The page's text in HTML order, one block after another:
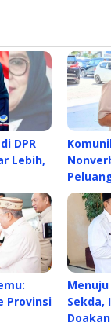
DPR
Lebih,
Provinsi
Sekda,